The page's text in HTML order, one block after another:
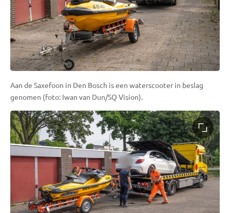
Aan de Saxefoon in Den Bosch is een waterscooter in beslag
genomen (foto: Iwan van Dun/SQ Vision).